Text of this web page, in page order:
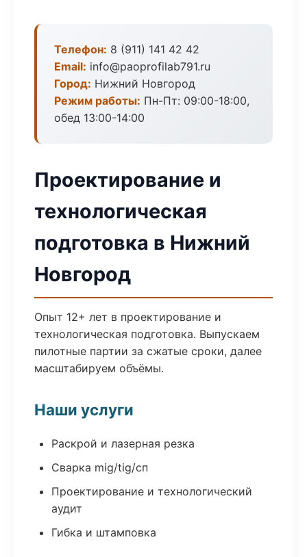
Телефон: 8 (911) 141 42 42
Email: info@paoprofilab791.ru
Город: Нижний Новгород
Режим работы: Пн-Пт: 09:00-18:00,
обед 13:00-14:00
Проектирование и
технологическая
подготовка в Нижний
Новгород
Опыт 12+ лет в проектирование и
технологическая подготовка. Выпускаем
пилотные партии за сжатые сроки, далее
масштабируем объёмы.
Наши услуги
Раскрой и лазерная резка
Сварка mig/tig/сп
Проектирование и технологический
аудит
Гибка и штамповка